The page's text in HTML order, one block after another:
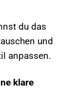
du das
und
anpassen.
klare